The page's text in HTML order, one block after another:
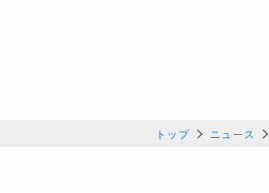
トップ ニュース